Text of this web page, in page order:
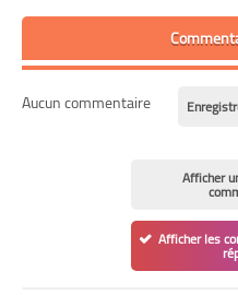
Aucun commentaire
Afficher
Afficher les